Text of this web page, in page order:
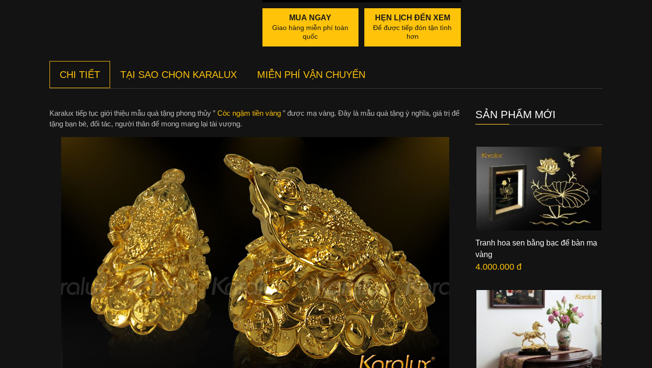
MUA NGAY
Giao hàng miễn phí toàn
quốc
HẸN LỊCH ĐẾN XEM
Để được tiếp đón tận tình
hơn
CHI TIẾT TẠI SAO CHỌN KARALUX MIỄN PHÍ VẬN CHUYỂN
Karalux tiếp tục giới thiệu mẫu quà tặng phong thủy ” Cóc ngậm tiền vàng ” được mạ vàng. Đây là mẫu quà tặng ý nghĩa, giá trị để
tặng bạn bè, đối tác, người thân để mong mang lại tài vượng.
SẢN PHẨM MỚI
Tranh hoa sen bằng bạc để bàn mạ
vàng
4.000.000 đ